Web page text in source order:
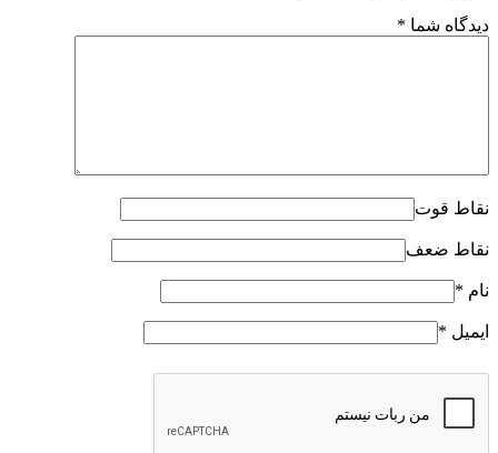
دیدگاه شما *
نقاط قوت
نقاط ضعف
نام *
ایمیل *